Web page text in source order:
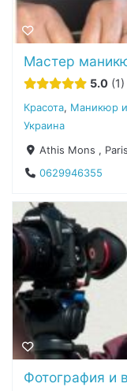
Мастер
5.0 1
Красота, Маникюр
Украина
Athis Mons ,
0629946355
Фотография и